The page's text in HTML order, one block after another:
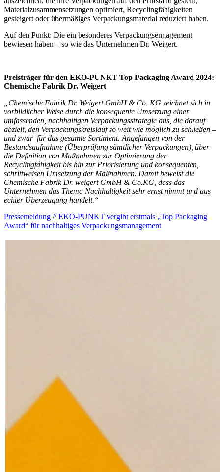
Materialzusammensetzungen optimiert, Recyclingfähigkeiten
gesteigert oder übermäßiges Verpackungsmaterial reduziert haben.
Auf den Punkt: Die ein besonderes Verpackungsengagement
bewiesen haben – so wie das Unternehmen Dr. Weigert.
Preisträger für den EKO-PUNKT Top Packaging Award 2024:
Chemische Fabrik Dr. Weigert
„Chemische Fabrik Dr. Weigert GmbH & Co. KG zeichnet sich in
vorbildlicher Weise durch die konsequente Umsetzung einer
umfassenden, nachhaltigen Verpackungsstrategie aus, die darauf
abzielt, den Verpackungskreislauf so weit wie möglich zu schließen –
und zwar für das gesamte Sortiment. Angefangen von der
Bestandsaufnahme (Überprüfung sämtlicher Verpackungen), über
die Definition von Maßnahmen zur Optimierung der
Recyclingfähigkeit bis hin zur Priorisierung und konsequenten,
schrittweisen Umsetzung der Maßnahmen. Damit beweist die
Chemische Fabrik Dr. weigert GmbH & Co.KG, dass das
Unternehmen das Thema Nachhaltigkeit sehr ernst nimmt und aus
echter Überzeugung handelt.“
Pressemeldung // EKO-PUNKT vergibt erstmals „Top Packaging
Award“ für nachhaltiges Verpackungsmanagement